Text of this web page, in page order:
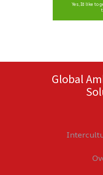
Yes, I’d like
Global